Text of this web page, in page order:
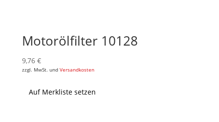
Motorölfilter 10128
9,76 €
zzgl. MwSt. und Versandkosten
Auf Merkliste setzen